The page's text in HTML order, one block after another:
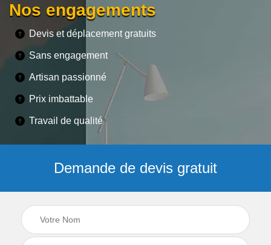
Nos engagements
Devis et déplacement gratuits
Sans engagement
Artisan passionné
Prix imbattable
Travail de qualité
Demande de devis gratuit